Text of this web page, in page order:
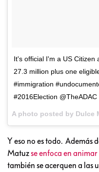
It's official I'm a US
27.3 million plus one
#immigration
#2016Election @TheADAC
A photo posted by Dulce
Y eso no es todo. Además
Matuzse enfoca en
también se acerquen a las